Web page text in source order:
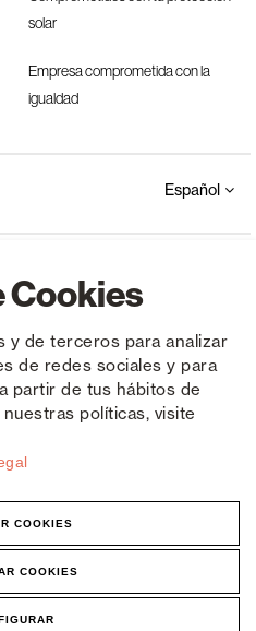
Cookies
y de terceros para analizar
de redes sociales y para
partir de tus hábitos de
políticas, visite
COOKIES
COOKIES
solar
Empresa comprometida con la
igualdad
de privacidad Aviso legal Cookies
Español